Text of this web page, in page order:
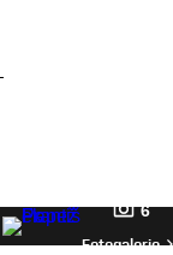
6
Fotogalerie